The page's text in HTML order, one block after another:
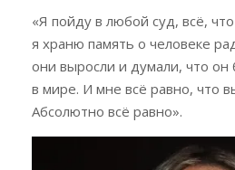
«Я пойду в любой суд, всё,
я храню память о человеке
они выросли и думали, что
в мире. И мне всё равно, что
Абсолютно всё равно».